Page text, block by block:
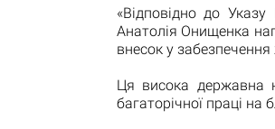
«Відповідно до
Анатолія Онищенка
внесок у
Ця висока державна
багаторічної праці на